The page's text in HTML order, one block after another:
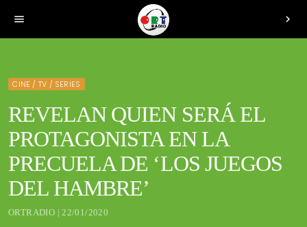
menu chevron_right
CINE / TV / SERIES
REVELAN QUIEN SERÁ EL
PROTAGONISTA EN LA
PRECUELA DE ‘LOS JUEGOS
DEL HAMBRE’
ORTRADIO | 22/01/2020